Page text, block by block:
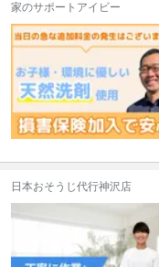
家のサポートアイビー
日本おそうじ代行神沢店